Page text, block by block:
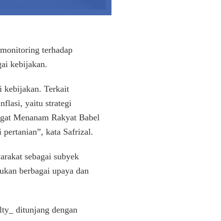
terhadap
kebijakan.
kebijakan. Terkait
yaitu strategi
Menanam Rakyat Babel
kata Safrizal.
sebagai subyek
berbagai upaya dan
ditunjang dengan